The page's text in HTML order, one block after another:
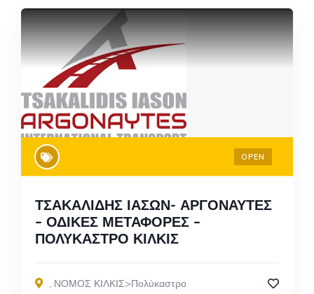
OPEN
ΤΣΑΚΑΛΙΔΗΣ ΙΑΣΩΝ- ΑΡΓΟΝΑΥΤΕΣ
– ΟΔΙΚΕΣ ΜΕΤΑΦΟΡΕΣ –
ΠΟΛΥΚΑΣΤΡΟ ΚΙΛΚΙΣ
ΝΟΜΟΣ ΚΙΛΚΙΣ>Πολύκαστρο